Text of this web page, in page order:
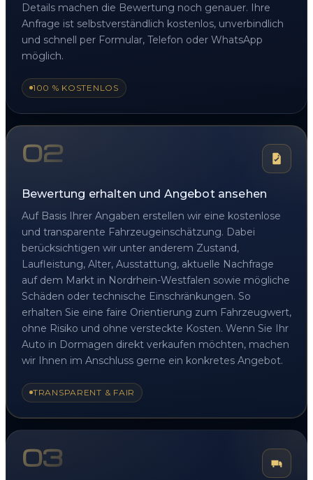
Details machen die Bewertung noch genauer. Ihre
Anfrage ist selbstverständlich kostenlos, unverbindlich
und schnell per Formular, Telefon oder WhatsApp
möglich.
100 % KOSTENLOS
02
Bewertung erhalten und Angebot ansehen
Auf Basis Ihrer Angaben erstellen wir eine kostenlose
und transparente Fahrzeugeinschätzung. Dabei
berücksichtigen wir unter anderem Zustand,
Laufleistung, Alter, Ausstattung, aktuelle Nachfrage
auf dem Markt in Nordrhein-Westfalen sowie mögliche
Schäden oder technische Einschränkungen. So
erhalten Sie eine faire Orientierung zum Fahrzeugwert,
ohne Risiko und ohne versteckte Kosten. Wenn Sie Ihr
Auto in Dormagen direkt verkaufen möchten, machen
wir Ihnen im Anschluss gerne ein konkretes Angebot.
TRANSPARENT & FAIR
03